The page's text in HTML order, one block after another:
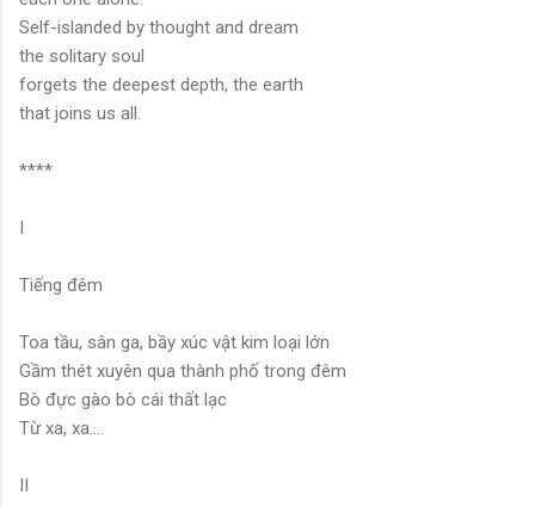
Self-islanded by thought and dream
the solitary soul
forgets the deepest depth, the earth
that joins us all.
****
I
Tiếng đêm
Toa tầu, sân ga, bầy xúc vật kim loại lớn
Gầm thét xuyên qua thành phố trong đêm
Bò đực gào bò cái thất lạc
Từ xa, xa….
II